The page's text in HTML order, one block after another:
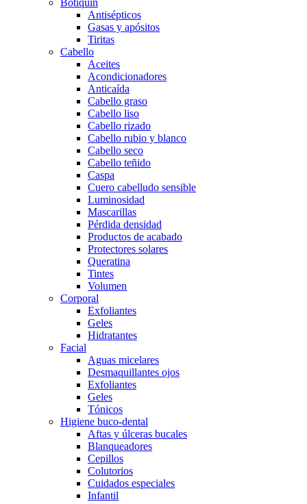
Botiquín
Antisépticos
Gasas y apósitos
Tiritas
Cabello
Aceites
Acondicionadores
Anticaída
Cabello graso
Cabello liso
Cabello rizado
Cabello rubio y blanco
Cabello seco
Cabello teñido
Caspa
Cuero cabelludo sensible
Luminosidad
Mascarillas
Pérdida densidad
Productos de acabado
Protectores solares
Queratina
Tintes
Volumen
Corporal
Exfoliantes
Geles
Hidratantes
Facial
Aguas micelares
Desmaquillantes ojos
Exfoliantes
Geles
Tónicos
Higiene buco-dental
Aftas y úlceras bucales
Blanqueadores
Cepillos
Colutorios
Cuidados especiales
Infantil